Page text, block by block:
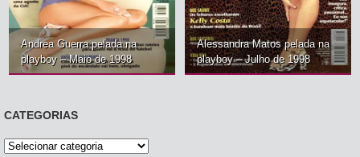
Andrea Guerra pelada na
playboy – Maio de 1998
Alessandra Matos pelada na
playboy – Julho de 1998
CATEGORIAS
Categorias